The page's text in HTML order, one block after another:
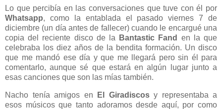
Lo que percibía en las conversaciones que tuve con él por
Whatsapp, como la entablada el pasado viernes 7 de
diciembre (un día antes de fallecer) cuando le encargué una
copia del reciente disco de la
Bantastic Fand en la que
celebraba los diez años de la bendita formación. Un disco
que me mandó ese día y que me llegará pero sin él para
comentarlo, aunque sé que estará en algún lugar junto a
esas canciones que son las mías también.
Nacho tenía amigos en El Giradiscos y representaba a
esos músicos que tanto adoramos desde aquí, por como